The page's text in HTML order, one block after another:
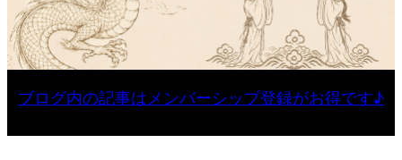
ブログ内の記事はメンバーシップ登録がお得です♪